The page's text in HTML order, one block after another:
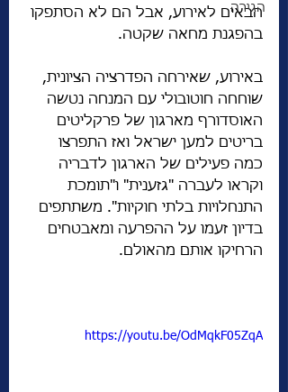
הגירה
הבאים לאירוע, אבל הם לא הסתפקו
בהפגנת מחאה שקטה.
באירוע, שאירחה הפדרציה הציונית,
שוחחה חוטובולי עם המנחה נטשה
האוסדורף מארגון של פרקליטים
בריטים למען ישראל ואז התפרצו
כמה פעילים של הארגון לדבריה
וקראו לעברה "גזענית" ו"תומכת
התנחלויות בלתי חוקיות". משתתפים
בדיון זעמו על ההפרעה ומאבטחים
הרחיקו אותם מהאולם.
https://youtu.be/OdMqkF05ZqA